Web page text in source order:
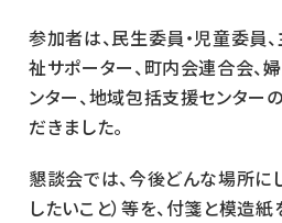
参加者は、民生委員・児童委員
祉サポーター、町内会連合会、
ンター、地域包括支援センター
だきました。
懇談会では、今後どんな場所に
したいこと）等を、付箋と模造